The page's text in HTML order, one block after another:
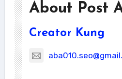
About Post
Creator Kung